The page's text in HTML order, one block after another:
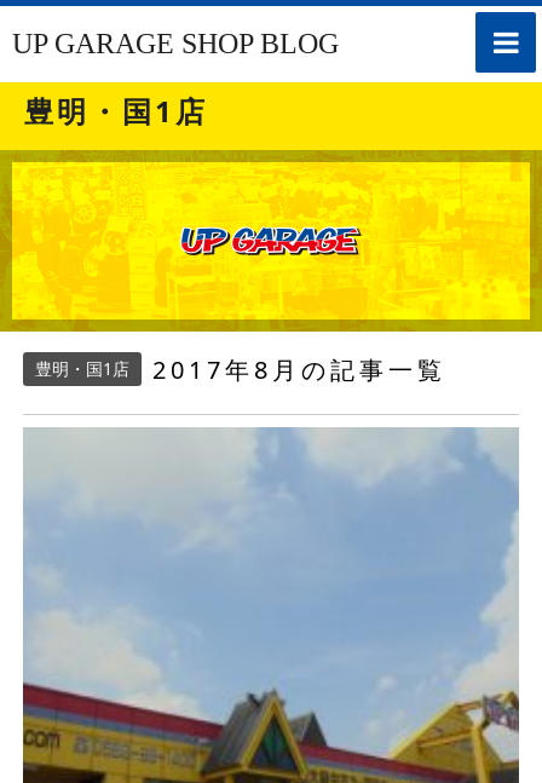
toggle
UP GARAGE SHOP BLOG
豊明・国1店
豊明・国1店 2017年8月の記事一覧